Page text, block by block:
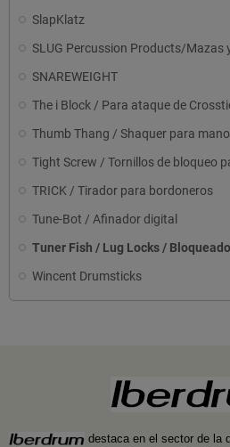
SlapKlatz
SLUG Percussion Products/Mazas
SNAREWEIGHT
The i Block / Para ataque de
Thumb Thang / Shaquer para
Tight Screw / Tornillos de bloqueo
TRICK / Tirador para bordoneros
Tune-Bot / Afinador digital
Tuner Fish / Lug Locks /
Wincent Drumsticks
destaca en el sector de la